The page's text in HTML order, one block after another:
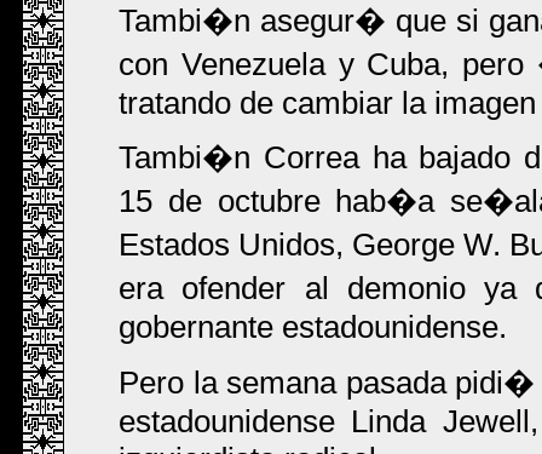
Tambi�n asegur� que si
con Venezuela y Cuba,
tratando de cambiar la
Tambi�n Correa ha bajado
15 de octubre hab�a
Estados Unidos, George W.
era ofender al demonio
gobernante estadounidense.
Pero la semana pasada
estadounidense Linda